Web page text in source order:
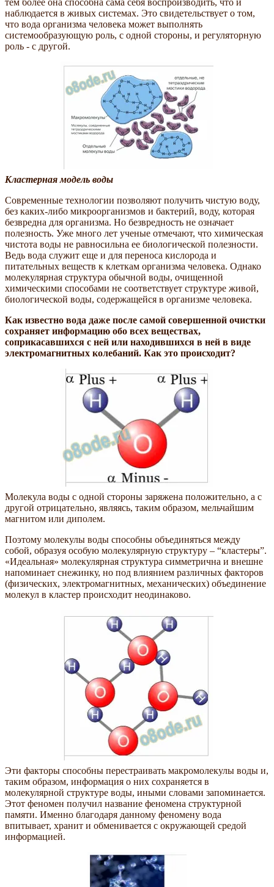
наблюдается в живых системах. Это свидетельствует о том,
что вода организма человека может выполнять
системообразующую роль, с одной стороны, и регуляторную
роль - с другой.
Кластерная модель воды
Современные технологии позволяют получить чистую воду,
без каких-либо микроорганизмов и бактерий, воду, которая
безвредна для организма. Но безвредность не означает
полезность. Уже много лет ученые отмечают, что химическая
чистота воды не равносильна ее биологической полезности.
Ведь вода служит еще и для переноса кислорода и
питательных веществ к клеткам организма человека. Однако
молекулярная структура обычной воды, очищенной
химическими способами не соответствует структуре живой,
биологической воды, содержащейся в организме человека.
Как известно вода даже после самой совершенной очистки
сохраняет информацию обо всех веществах,
соприкасавшихся с ней или находившихся в ней в виде
электромагнитных колебаний. Как это происходит?
Молекула воды с одной стороны заряжена положительно, а с
другой отрицательно, являясь, таким образом, мельчайшим
магнитом или диполем.
Поэтому молекулы воды способны объединяться между
собой, образуя особую молекулярную структуру – “кластеры”.
«Идеальная» молекулярная структура симметрична и внешне
напоминает снежинку, но под влиянием различных факторов
(физических, электромагнитных, механических) объединение
молекул в кластер происходит неодинаково.
Эти факторы способны перестраивать макромолекулы воды и,
таким образом, информация о них сохраняется в
молекулярной структуре воды, иными словами запоминается.
Этот феномен получил название феномена структурной
памяти. Именно благодаря данному феномену вода
впитывает, хранит и обменивается с окружающей средой
информацией.